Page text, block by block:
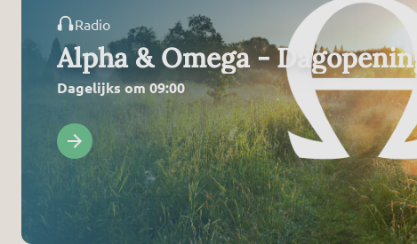
Radio
Alpha & Omega - Dagopening
Dagelijks om 09:00